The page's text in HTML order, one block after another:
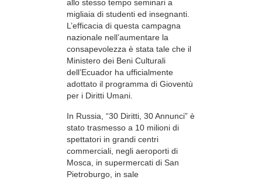
allo stesso tempo seminari a
migliaia di studenti ed insegnanti.
L’efficacia di questa campagna
nazionale nell’aumentare la
consapevolezza è stata tale che il
Ministero dei Beni Culturali
dell’Ecuador ha ufficialmente
adottato il programma di Gioventù
per i Diritti Umani.
In Russia, “30 Diritti, 30 Annunci” è
stato trasmesso a 10 milioni di
spettatori in grandi centri
commerciali, negli aeroporti di
Mosca, in supermercati di San
Pietroburgo, in sale